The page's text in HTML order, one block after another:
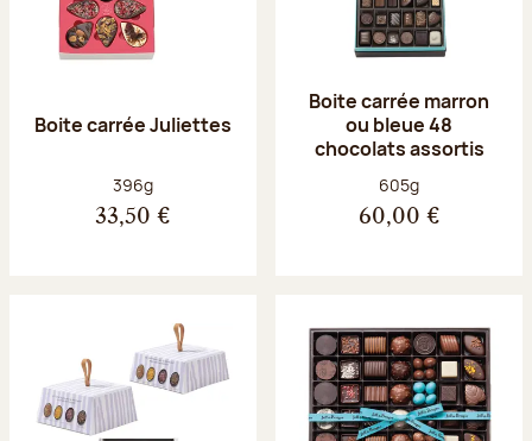
Boite carrée Juliettes
Poids net :
396g
33,50 €
Boite carrée marron
ou bleue 48
chocolats assortis
Poids net :
605g
60,00 €